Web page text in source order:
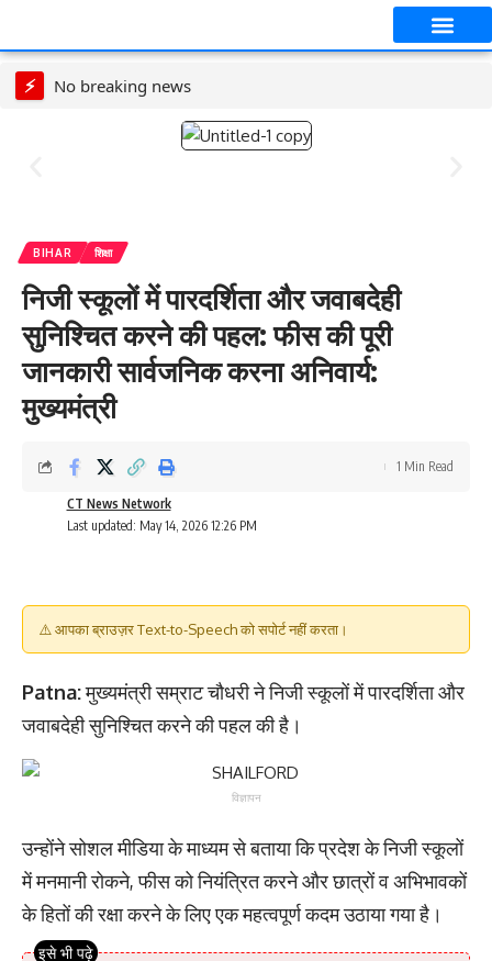
⚡ No breaking news
BIHAR शिक्षा
निजी स्कूलों में पारदर्शिता और जवाबदेही
सुनिश्चित करने की पहल: फीस की पूरी
जानकारी सार्वजनिक करना अनिवार्य:
मुख्यमंत्री
Last updated: May 14, 2026 12:26 PM
CT News Network
1 Min Read
⚠️ आपका ब्राउज़र Text-to-Speech को सपोर्ट नहीं करता।
Patna:मुख्यमंत्री सम्राट चौधरी ने निजी स्कूलों में पारदर्शिता और
जवाबदेही सुनिश्चित करने की पहल की है।
विज्ञापन
उन्होंने सोशल मीडिया के माध्यम से बताया कि प्रदेश के निजी स्कूलों
में मनमानी रोकने, फीस को नियंत्रित करने और छात्रों व अभिभावकों
के हितों की रक्षा करने के लिए एक महत्वपूर्ण कदम उठाया गया है।